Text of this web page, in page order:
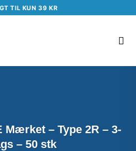
TIL KUN 39 KR
Mærket – Type 2R – 3-
– 50 stk